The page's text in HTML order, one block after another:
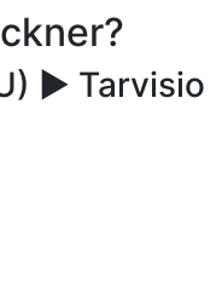
► Tarvisio